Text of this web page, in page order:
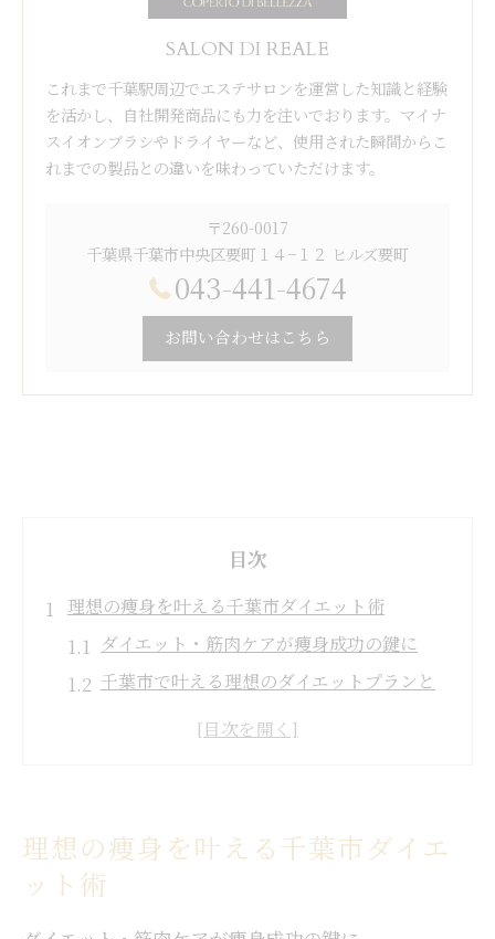
SALON DI REALE
これまで千葉駅周辺でエステサロンを運営した知識と経験
を活かし、自社開発商品にも力を注いでおります。マイナ
スイオンブラシやドライヤーなど、使用された瞬間からこ
れまでの製品との違いを味わっていただけます。
〒260-0017
千葉県千葉市中央区要町１４−１２ ヒルズ要町
043-441-4674
お問い合わせはこちら
目次
理想の痩身を叶える千葉市ダイエット術
ダイエット・筋肉ケアが痩身成功の鍵に
千葉市で叶える理想のダイエットプランと
筋肉ケアが導く美しいボディラインのヒント
筋肉を意識した痩身でリバウンド予防
理想の痩身を叶える千葉市ダイエ
ット術